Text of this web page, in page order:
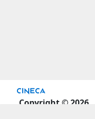
Copyright © 2026